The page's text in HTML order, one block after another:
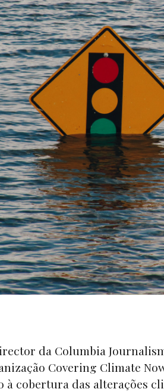
da Columbia
Covering Climate
à cobertura das alterações